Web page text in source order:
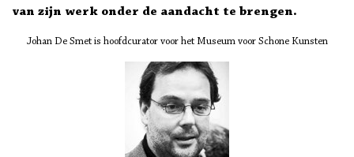
van zijn werk onder de aandacht te brengen.
Johan De Smet is hoofdcurator voor het Museum voor Schone Kunsten